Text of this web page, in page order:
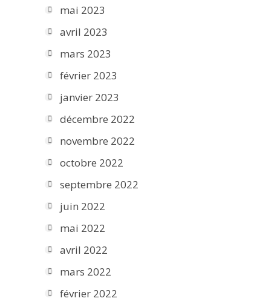
mai 2023
avril 2023
mars 2023
février 2023
janvier 2023
décembre 2022
novembre 2022
octobre 2022
septembre 2022
juin 2022
mai 2022
avril 2022
mars 2022
février 2022